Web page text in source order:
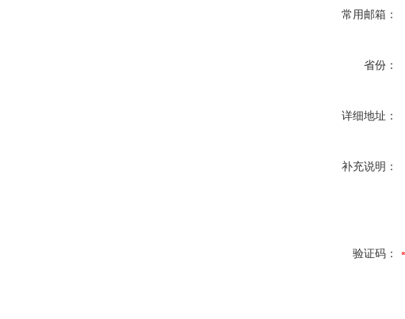
常用邮箱：
省份：
详细地址：
补充说明：
验证码：